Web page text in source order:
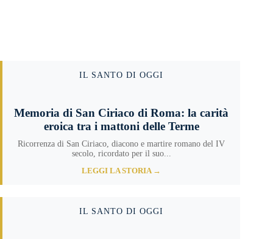
IL SANTO DI OGGI
Memoria di San Ciriaco di Roma: la carità
eroica tra i mattoni delle Terme
Ricorrenza di San Ciriaco, diacono e martire romano del IV
secolo, ricordato per il suo...
LEGGI LA STORIA →
IL SANTO DI OGGI